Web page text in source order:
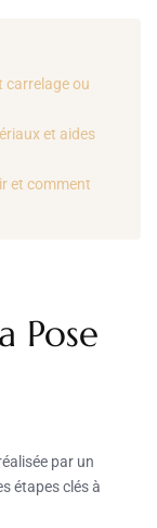
carrelage ou
et aides
et comment
Pose
par un
étapes clés à